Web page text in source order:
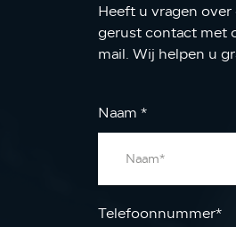
Heeft u vragen
gerust contact met
mail. Wij helpen u
Naam *
Telefoonnummer*